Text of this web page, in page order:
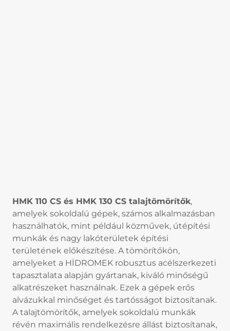
HMK 110 CS és HMK 130 CS talajtömörítők,
amelyek sokoldalú gépek, számos alkalmazásban
használhatók, mint például közművek, útépítési
munkák és nagy lakóterületek építési
területének előkészítése. A tömörítőkön,
amelyeket a HİDROMEK robusztus acélszerkezeti
tapasztalata alapján gyártanak, kiváló minőségű
alkatrészeket használnak. Ezek a gépek erős
alvázukkal minőséget és tartósságot biztosítanak.
A talajtömörítők, amelyek sokoldalú munkák
révén maximális rendelkezésre állást biztosítanak,